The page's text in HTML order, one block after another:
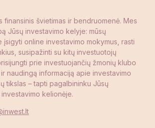
finansinis švietimas ir bendruomenė. Mes
Jūsų investavimo kelyje: mūsų
įsigyti online investavimo mokymus, rasti
susipažinti su kitų investuotojų
prie investuojančių žmonių klubo
naudingą informaciją apie investavimo
tikslas – tapti pagalbininku Jūsų
kelionėje.